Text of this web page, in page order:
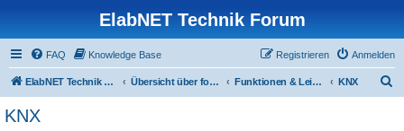
ElabNET Technik Forum
FAQ Knowledge Base Anmelden
Registrieren
ElabNET Technik Forum Übersicht über forum.timberwolf.io Funktionen & Leistungsmerkmale KNX
KNX